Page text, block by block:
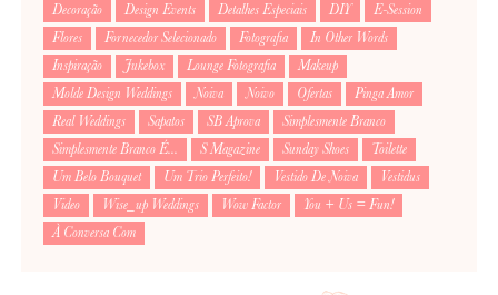
Decoração Design Events Detalhes Especiais DIY
E-Session
Flores
Fornecedor Selecionado Fotografia
In Other Words
Inspiração
Jukebox Lounge Fotografia
Makeup
Molde Design Weddings
Noiva Noivo Ofertas
Pinga Amor
Real Weddings
Sapatos SB Aprova
Simplesmente Branco
Simplesmente Branco É...
S Magazine Sunday Shoes
Toilette
Um Belo Bouquet
Um Trio Perfeito! Vestido De Noiva
Vestidus
Video
Wise_up Weddings Wow Factor
You + Us = Fun!
À Conversa Com